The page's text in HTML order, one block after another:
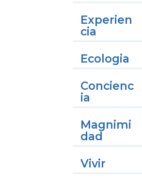
Experien
Cia
Ecologia
Concienc
Ia
Magnimi
Dad
Vivir